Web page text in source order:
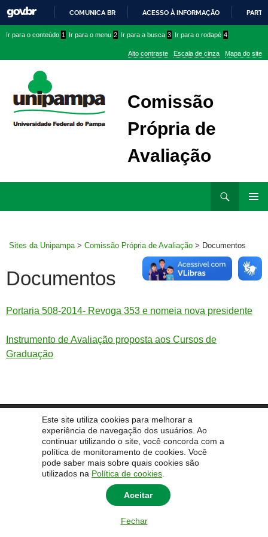
Este site utiliza cookies para melhorar a
experiência de navegação dos usuários. Ao
continuar utilizando o site, você concorda com a
política de monitoramento de cookies. Você
pode saber mais sobre quais cookies são
utilizados na Política de cookies
Aceitar
Fechar
PARA
CONTEÚDO
COMUNICA BR ACESSO À INFORMAÇÃO
conteúdo
menu
superior
menu
Ir para o conteúdo 1 Ir para o menu 2 Ir para a busca 3 Ir para o rodapé 4
Alto contraste Escala de cinza Mapa do site
Comissão
Própria de
Avaliação
Sites da Unipampa > Comissão Própria de Avaliação > Documentos
Documentos
Portaria 508-2014- Revoga 353 e nomeia nova presidente
Instrumento de Avaliação proposta aos Cursos de
Graduação
© 2014 Universidade Federal do Pampa - UNIPAMPA